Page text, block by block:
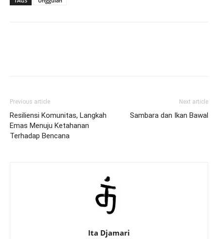
Previous article
Resiliensi Komunitas, Langkah
Emas Menuju Ketahanan
Terhadap Bencana
Next article
Sambara dan Ikan Bawal
Ita Djamari